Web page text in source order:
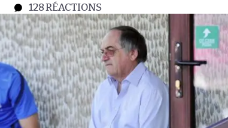
128RÉACTIONS